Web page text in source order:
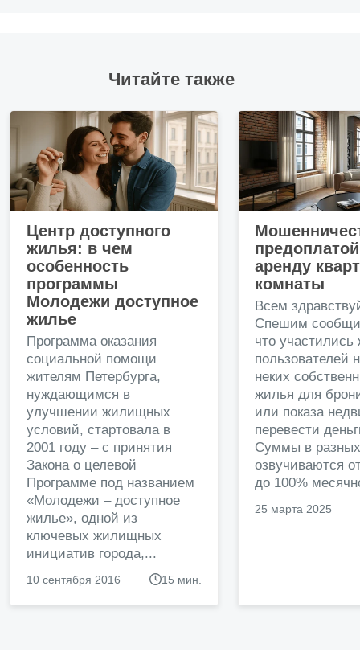
Читайте также
Центр доступного
жилья: в чем
особенность
программы
Молодежи доступное
жилье
Программа оказания
социальной помощи
жителям Петербурга,
нуждающимся в
улучшении жилищных
условий, стартовала в
2001 году – с принятия
Закона о целевой
Программе под названием
«Молодежи – доступное
жилье», одной из
ключевых жилищных
инициатив города,...
10 сентября 2016 15 мин.
аренду
комнаты
Всем
Спешим
что
пользователей
неких
жилья для
или показа
перевести
Суммы в
озвучиваются
до 100%
25 марта 2025